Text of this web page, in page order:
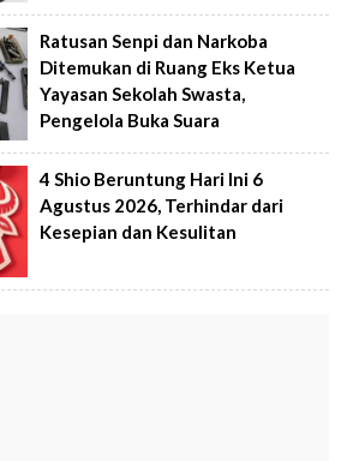
Ratusan Senpi dan Narkoba
Ditemukan di Ruang Eks Ketua
Yayasan Sekolah Swasta,
Pengelola Buka Suara
4 Shio Beruntung Hari Ini 6
Agustus 2026, Terhindar dari
Kesepian dan Kesulitan